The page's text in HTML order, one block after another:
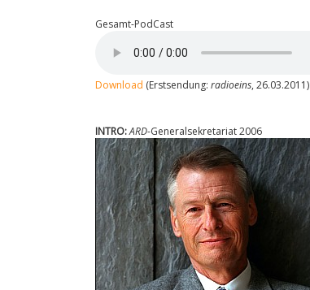
Gesamt-PodCast
Download (Erstsendung: radioeins, 26.03.2011)
INTRO:ARD-Generalsekretariat 2006